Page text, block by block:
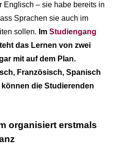
Englisch – sie habe bereits in
Sprachen sie auch im
sollen. Im Studiengang
das Lernen von zwei
mit auf dem Plan.
Französisch, Spanisch
die Studierenden
organisiert erstmals